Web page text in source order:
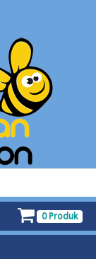
0 Produk